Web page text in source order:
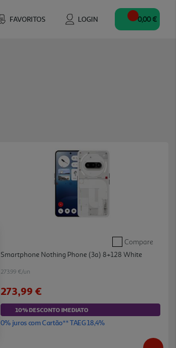
FAVORITOS LOGIN 0,00 €
Compare
Smartphone Nothing Phone (3a) 8+128 White
273.99 €/un
273,99 €
10% DESCONTO IMEDIATO
0% juros com Cartão** TAEG 18,4%